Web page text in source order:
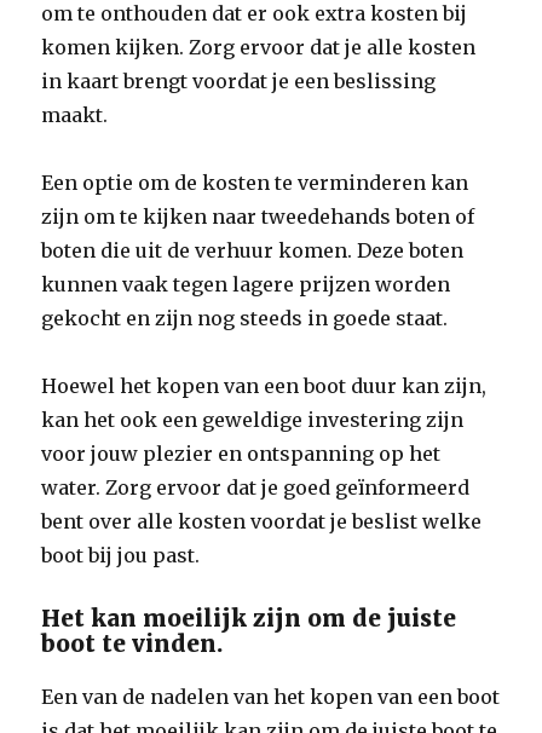
om te onthouden dat er ook extra kosten bij
komen kijken. Zorg ervoor dat je alle kosten
in kaart brengt voordat je een beslissing
maakt.
Een optie om de kosten te verminderen kan
zijn om te kijken naar tweedehands boten of
boten die uit de verhuur komen. Deze boten
kunnen vaak tegen lagere prijzen worden
gekocht en zijn nog steeds in goede staat.
Hoewel het kopen van een boot duur kan zijn,
kan het ook een geweldige investering zijn
voor jouw plezier en ontspanning op het
water. Zorg ervoor dat je goed geïnformeerd
bent over alle kosten voordat je beslist welke
boot bij jou past.
Het kan moeilijk zijn om de juiste
boot te vinden.
Een van de nadelen van het kopen van een boot